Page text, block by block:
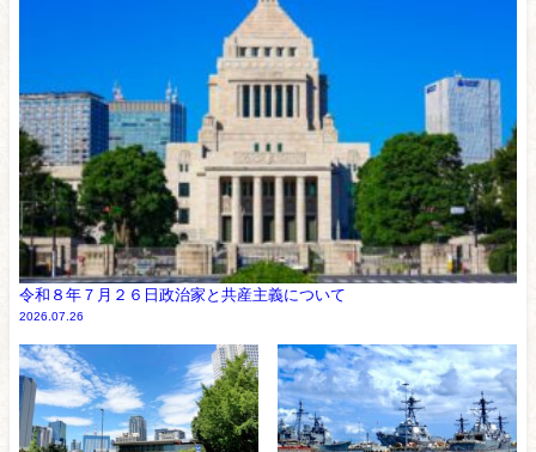
令和８年７月２６日政治家と共産主義について
2026.07.26